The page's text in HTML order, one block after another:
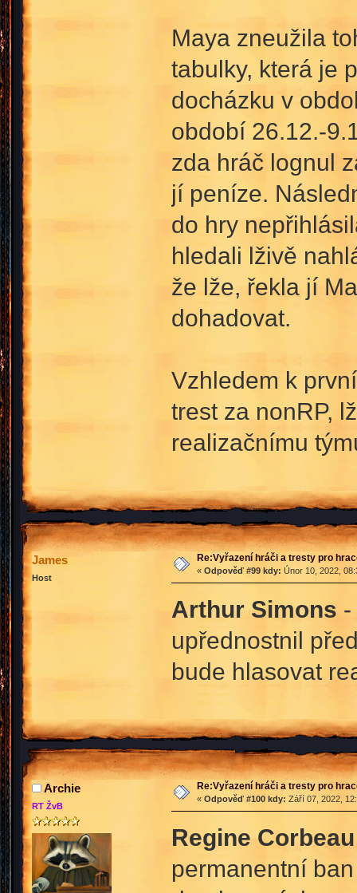
Maya zneužila
tabulky, která je
docházku v
období 26.12.-
zda hráč lognul
jí peníze.
do hry
hledali lživě
že lže, řekla jí
dohadovat.
Vzhledem k
trest za nonRP,
realizačnímu
James
Host
Re:Vyřazení hráči a tresty pro
« Odpověď #99 kdy: Únor 10, 2022,
Arthur Simons -
upřednostnil
bude hlasovat
Archie
RT ŽvB
Re:Vyřazení hráči a tresty pro
« Odpověď #100 kdy: Září 07, 2022,
Regine Corbeau
permanentní